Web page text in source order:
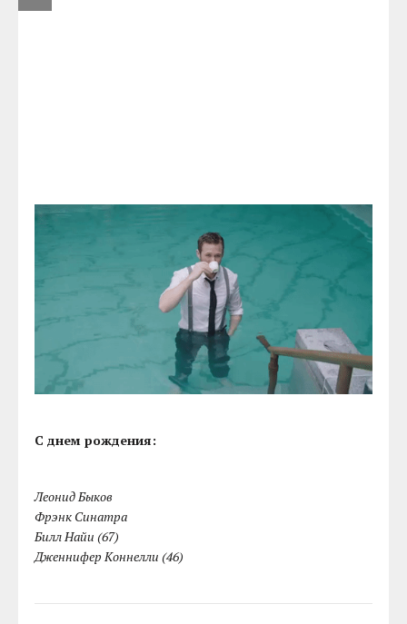
С днем рождения:
Леонид Быков
Фрэнк Синатра
Билл Найи (67)
Дженнифер Коннелли (46)